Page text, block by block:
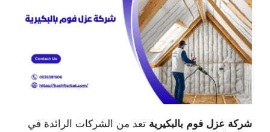
شركة عزل فوم بالبكيرية تعد من الشركات الرائدة في